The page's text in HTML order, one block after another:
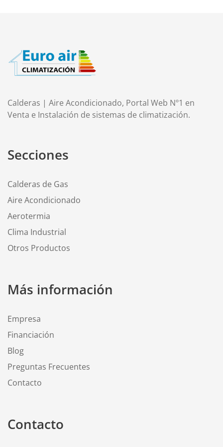
Calderas | Aire Acondicionado, Portal Web Nº1 en
Venta e Instalación de sistemas de climatización.
Secciones
Calderas de Gas
Aire Acondicionado
Aerotermia
Clima Industrial
Otros Productos
Más información
Empresa
Financiación
Blog
Preguntas Frecuentes
Contacto
Contacto